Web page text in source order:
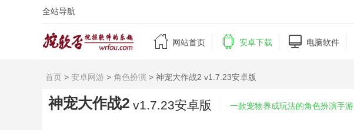
全站导航
 网站首页  安卓下载  电脑软件
首页 > 安卓网游 > 角色扮演 > 神宠大作战2 v1.7.23安卓版
神宠大作战2 v1.7.23安卓版 一款宠物养成玩法的角色扮演手游